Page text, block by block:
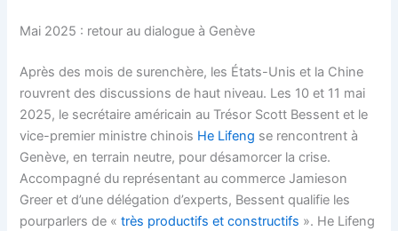
Mai 2025 : retour au dialogue à Genève
Après des mois de surenchère, les États-Unis et la Chine
rouvrent des discussions de haut niveau. Les 10 et 11 mai
2025, le secrétaire américain au Trésor Scott Bessent et le
vice-premier ministre chinois He Lifeng se rencontrent à
Genève, en terrain neutre, pour désamorcer la crise.
Accompagné du représentant au commerce Jamieson
Greer et d’une délégation d’experts, Bessent qualifie les
pourparlers de «très productifs et constructifs ». He Lifeng